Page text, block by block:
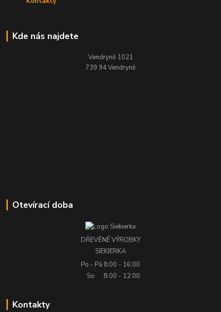
Kde nás najdete
Vendryně 1021
739 94 Vendryně
Otevírací doba
DŘEVĚNÉ VÝROBKY
SIEKIERKA
Po - Pá 8:00 - 16:00
So
8:00 - 12:00
Kontakty